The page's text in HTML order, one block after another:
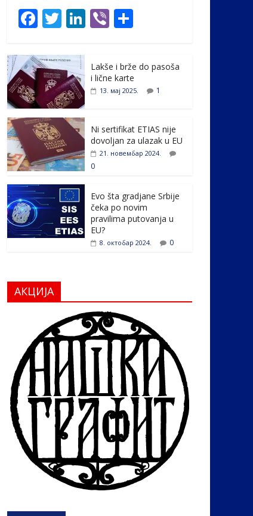
F
e
b
o
o
k
T
itt
er
Li
e
dI
Vi
er ar
e
Lakše i brže do pasoša
i lične karte
13. мај 2025. 1
Ni sertifikat ETIAS nije
dovoljan za ulazak u EU
21. новембар 2024.
0
Evo šta gradjane Srbije
čeka po novim
pravilima putovanja u
EU?
8. октобар 2024. 0
АКЦИЈА